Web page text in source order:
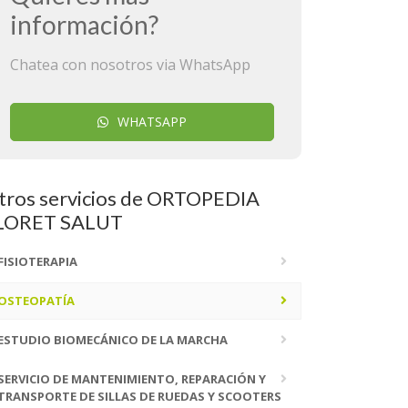
información?
Chatea con nosotros via WhatsApp
WHATSAPP
servicios de ORTOPEDIA
SALUT
BIOMECÁNICO DE LA MARCHA
DE MANTENIMIENTO, REPARACIÓN Y
DE SILLAS DE RUEDAS Y SCOOTERS